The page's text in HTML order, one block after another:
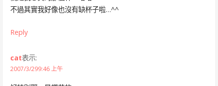
不過其實我好像也沒有缺杯子啦…^^
Reply
cat表示:
2007/3/299:46 上午